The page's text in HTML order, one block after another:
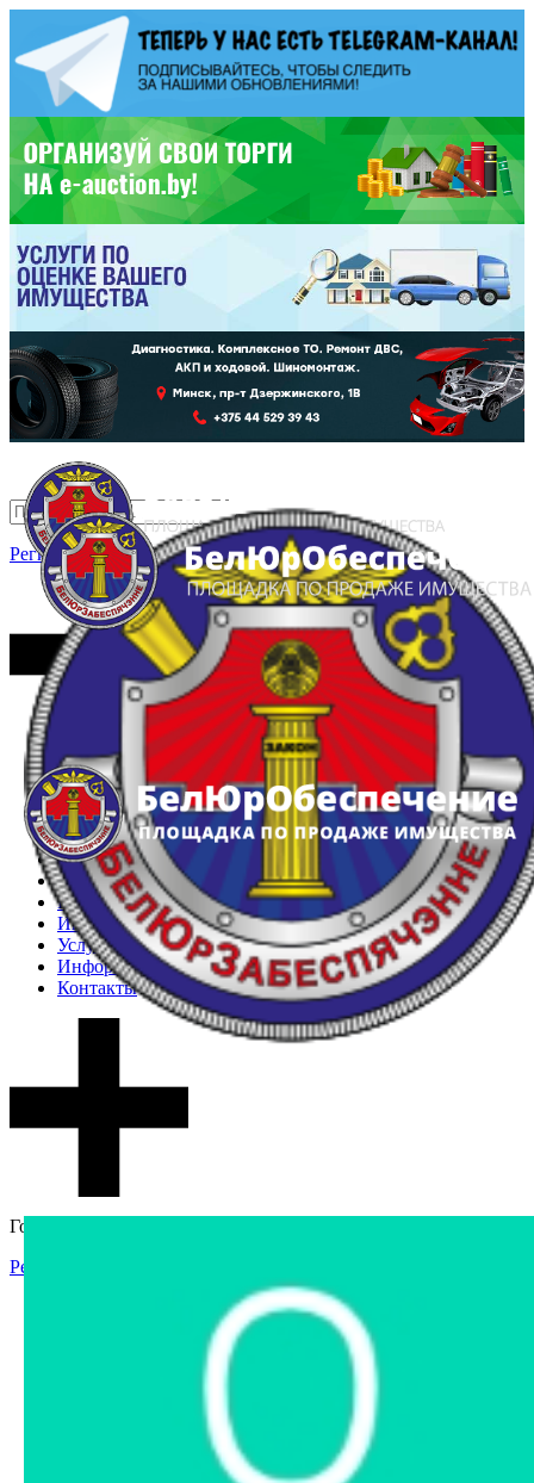
Регистрация Вход
Главная
Арестованное имущество
Реестр несостоявшихся торгов
Реестр переоценок
Частное имущество
Государственное имущество
Интернет-магазин
Интернет-витрина
Услуги
Информация
Контакты
Гостевой доступ
Регистрация
Интернет-магазин
Интернет-витрина